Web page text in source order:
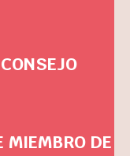
MIEMBRO DE